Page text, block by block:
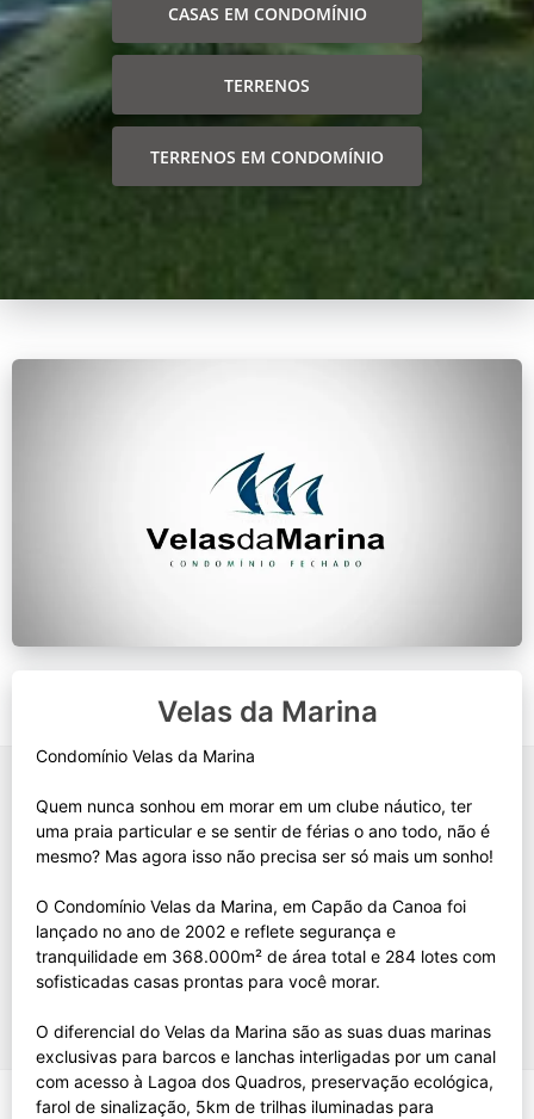
CASAS EM CONDOMÍNIO
TERRENOS
TERRENOS EM CONDOMÍNIO
Velas da Marina
Condomínio Velas da Marina
Quem nunca sonhou em morar em um clube náutico, ter
uma praia particular e se sentir de férias o ano todo, não é
mesmo? Mas agora isso não precisa ser só mais um sonho!
O Condomínio Velas da Marina, em Capão da Canoa foi
lançado no ano de 2002 e reflete segurança e
tranquilidade em 368.000m² de área total e 284 lotes com
sofisticadas casas prontas para você morar.
O diferencial do Velas da Marina são as suas duas marinas
exclusivas para barcos e lanchas interligadas por um canal
com acesso à Lagoa dos Quadros, preservação ecológica,
farol de sinalização, 5km de trilhas iluminadas para